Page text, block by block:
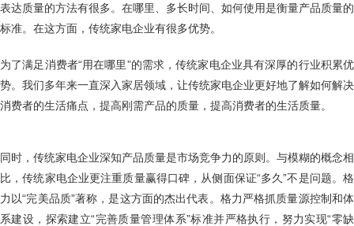
表达质量的方法有很多。在哪里、多长时间、如何使用是衡量产品质量的
标准。在这方面，传统家电企业有很多优势。
为了满足消费者“用在哪里”的需求，传统家电企业具有深厚的行业积累优
势。我们多年来一直深入家居领域，让传统家电企业更好地了解如何解决
消费者的生活痛点，提高刚需产品的质量，提高消费者的生活质量。
同时，传统家电企业深知产品质量是市场竞争力的原则。与模糊的概念相
比，传统家电企业更注重质量赢得口碑，从侧面保证“多久”不是问题。格
力以“完美品质”著称，是这方面的杰出代表。格力严格抓质量源控制和体
系建设，探索建立“完善质量管理体系”标准并严格执行，努力实现“零缺